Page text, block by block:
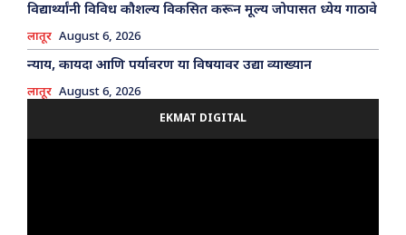
विद्यार्थ्यांनी विविध कौशल्य विकसित करून मूल्य जोपासत ध्येय गाठावे
लातूर August 6, 2026
न्याय, कायदा आणि पर्यावरण या विषयावर उद्या व्याख्यान
लातूर August 6, 2026
EKMAT DIGITAL